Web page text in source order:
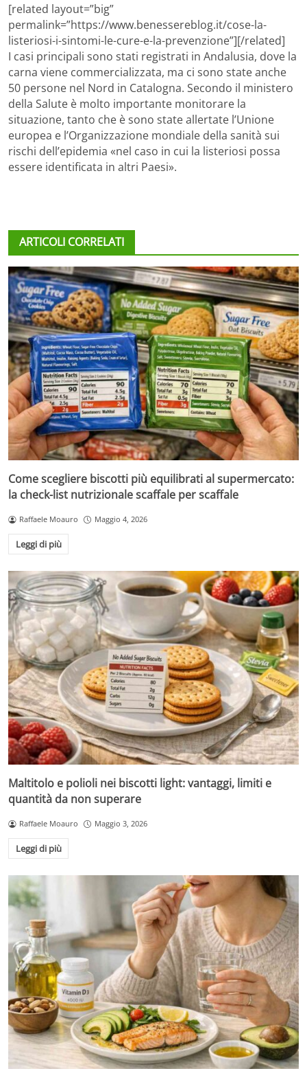
[related layout=”big”
permalink=”https://www.benessereblog.it/cose-la-
listeriosi-i-sintomi-le-cure-e-la-prevenzione”][/related]
I casi principali sono stati registrati in Andalusia, dove la
carna viene commercializzata, ma ci sono state anche
50 persone nel Nord in Catalogna. Secondo il ministero
della Salute è molto importante monitorare la
situazione, tanto che è sono state allertate l’Unione
europea e l’Organizzazione mondiale della sanità sui
rischi dell’epidemia «nel caso in cui la listeriosi possa
essere identificata in altri Paesi».
ARTICOLI CORRELATI
Come scegliere biscotti più equilibrati al supermercato:
la check-list nutrizionale scaffale per scaffale
Raffaele Moauro Maggio 4, 2026
Leggi di più
Maltitolo e polioli nei biscotti light: vantaggi, limiti e
quantità da non superare
Raffaele Moauro Maggio 3, 2026
Leggi di più